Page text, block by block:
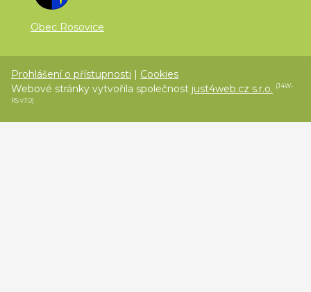
Obec Rosovice
Prohlášení o přístupnosti | Cookies
Webové stránky vytvořila společnost just4web.cz s.r.o. (J4W-
RS v7.0)